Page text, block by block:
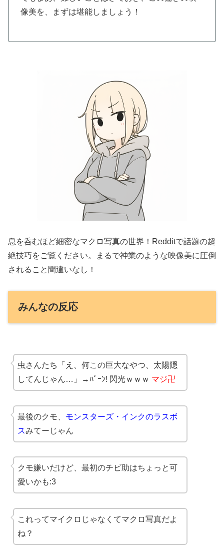
像美を、まずは堪能しましょう！
息を呑むほど細密なマクロ写真の世界！Redditで話題の超
絶技巧をご覧ください。まるで神業のような映像美に圧倒
されること間違いなし！
みんなの反応
虫さんたち「え、何この巨大なやつ、太陽隠
してんじゃん…」→ﾊﾞｰﾝ! 閃光ｗｗｗ マジ卍
最後のクモ、 モンスターズ・インクのラスボ
スみてーじゃん
クモ嫌いだけど、最初のチビ助はちょっと可
愛いかも:3
これってマイクロじゃなくてマクロ写真だよ
ね？